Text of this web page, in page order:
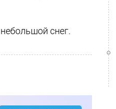
снег.